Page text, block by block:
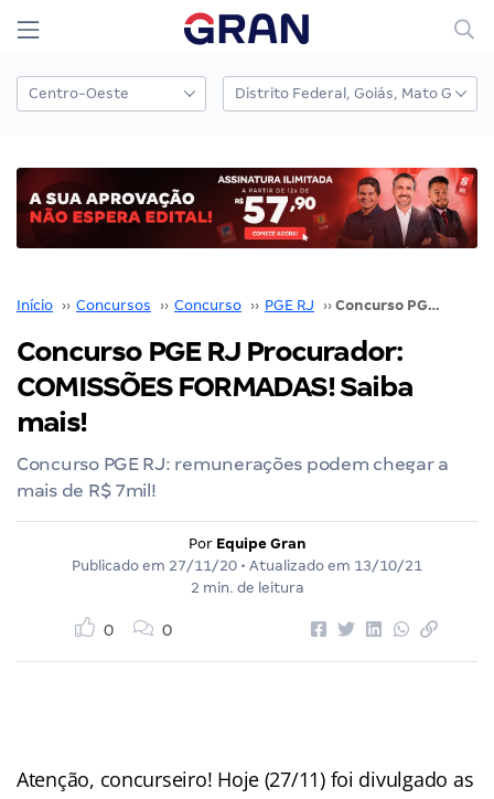
Início ›› Concursos ›› Concurso ›› PGE RJ ›› Concurso PGE RJ Procurador: COMISSÕES FORMADAS! Saiba mais!
Concurso PGE RJ Procurador:
COMISSÕES FORMADAS! Saiba
mais!
Concurso PGE RJ: remunerações podem chegar a
mais de R$ 7mil!
Por Equipe Gran
Publicado em 27/11/20 • Atualizado em 13/10/21
2 min. de leitura
0 0
Atenção, concurseiro! Hoje (27/11) foi divulgado as